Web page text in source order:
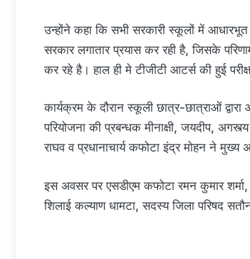
उन्होंने कहा कि सभी सरकारी स्कूलों में
सरकार लगातार प्रयास कर रही है, जिसके
कर रहे है। हाल ही मे टीजीटी आटर्स की हुई
कार्यक्रम के दौरान स्कूली छात्र-छात्राओं
परियोजना की प्रबन्धक मीनाक्षी, जयदीप,
राघव व प्रधानाचार्य कफोटा इंद्र मोहन ने
इस अवसर पर एसडीएम कफोटा रमन कुमार शर्मा,
शिलाई कल्याण धामटा, सदस्य जिला परिषद